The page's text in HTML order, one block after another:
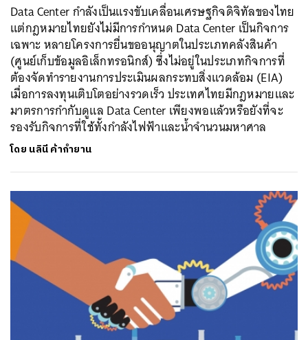
Data Center กำลังเป็นแรงขับเคลื่อนเศรษฐกิจดิจิทัลของไทย
แต่กฎหมายไทยยังไม่มีการกำหนด Data Center เป็นกิจการ
เฉพาะ หลายโครงการยื่นขออนุญาตในประเภทคลังสินค้า
(ศูนย์เก็บข้อมูลอิเล็กทรอนิกส์) ซึ่งไม่อยู่ในประเภทกิจการที่
ต้องจัดทำรายงานการประเมินผลกระทบสิ่งแวดล้อม (EIA)
เมื่อการลงทุนเติบโตอย่างรวดเร็ว ประเทศไทยมีกฎหมายและ
มาตรการกำกับดูแล Data Center เพียงพอแล้วหรือยังที่จะ
รองรับกิจการที่ใช้ทั้งกำลังไฟฟ้าและน้ำจำนวนมหาศาล
โดย นลินี ค้ากำยาน